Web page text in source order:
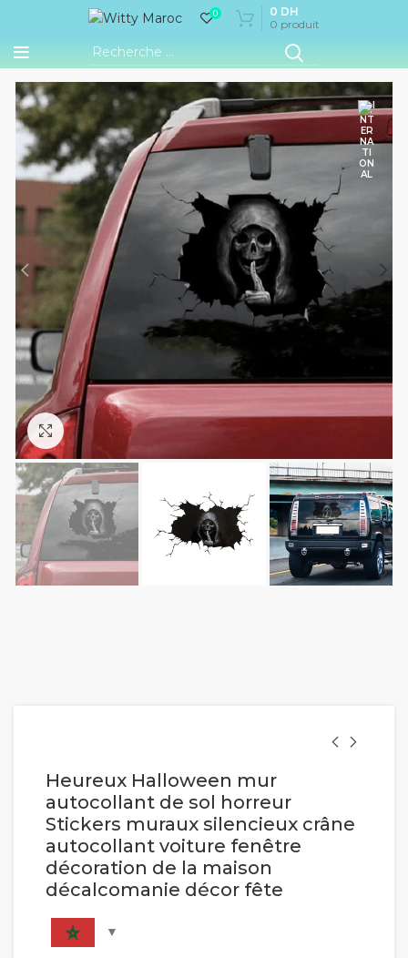
0
0 produit
0 DH
Cliquez pour agrandir
Heureux Halloween mur
autocollant de sol horreur
Stickers muraux silencieux crâne
autocollant voiture fenêtre
décoration de la maison
décalcomanie décor fête